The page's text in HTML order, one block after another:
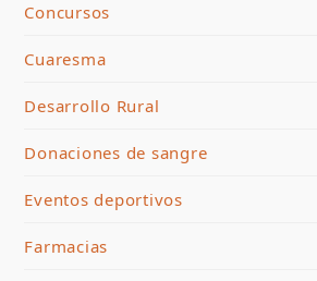
Concursos
Cuaresma
Desarrollo Rural
Donaciones de sangre
Eventos deportivos
Farmacias